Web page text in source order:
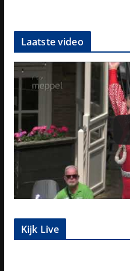
Laatste video
Kijk Live